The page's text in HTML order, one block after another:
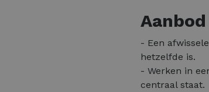
Aanbod
- Een
hetzelfde is.
- Werken in
centraal staat.